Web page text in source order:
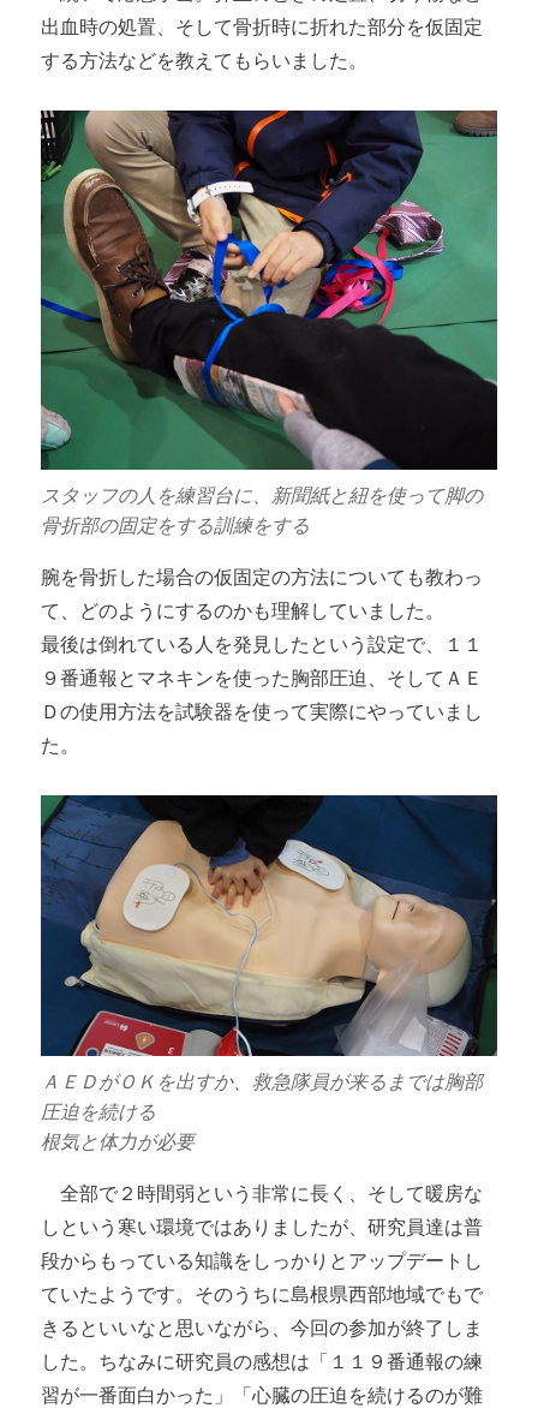
出血時の処置、そして骨折時に折れた部分を仮固定
する方法などを教えてもらいました。
スタッフの人を練習台に、新聞紙と紐を使って脚の
骨折部の固定をする訓練をする
腕を骨折した場合の仮固定の方法についても教わっ
て、どのようにするのかも理解していました。
最後は倒れている人を発見したという設定で、１１
９番通報とマネキンを使った胸部圧迫、そしてＡＥ
Ｄの使用方法を試験器を使って実際にやっていまし
た。
ＡＥＤがＯＫを出すか、救急隊員が来るまでは胸部
圧迫を続ける
根気と体力が必要
全部で２時間弱という非常に長く、そして暖房な
しという寒い環境ではありましたが、研究員達は普
段からもっている知識をしっかりとアップデートし
ていたようです。そのうちに島根県西部地域でもで
きるといいなと思いながら、今回の参加が終了しま
した。ちなみに研究員の感想は「１１９番通報の練
習が一番面白かった」「心臓の圧迫を続けるのが難